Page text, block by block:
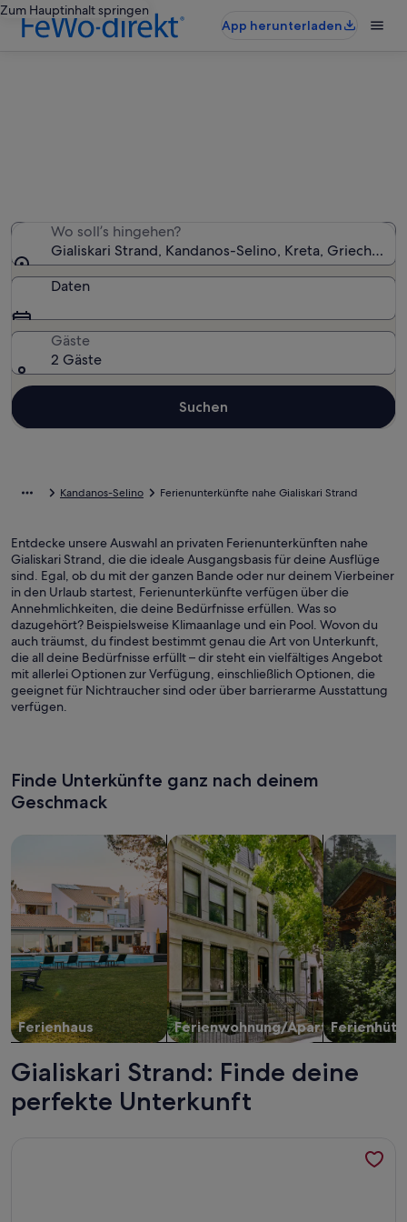
Zum Hauptinhalt springen
App herunterladen
Wo soll’s hingehen?
Gialiskari Strand, Kandanos-Selino, Kreta,
Daten
Gäste
2 Gäste
Suchen
Kandanos-Selino Ferienunterkünfte nahe Gialiskari Strand
Entdecke unsere Auswahl an privaten Ferienunterkünften nahe
Gialiskari Strand, die die ideale Ausgangsbasis für deine Ausflüge
sind. Egal, ob du mit der ganzen Bande oder nur deinem Vierbeiner
in den Urlaub startest, Ferienunterkünfte verfügen über die
Annehmlichkeiten, die deine Bedürfnisse erfüllen. Was so
dazugehört? Beispielsweise Klimaanlage und ein Pool. Wovon du
auch träumst, du findest bestimmt genau die Art von Unterkunft,
die all deine Bedürfnisse erfüllt – dir steht ein vielfältiges Angebot
mit allerlei Optionen zur Verfügung, einschließlich Optionen, die
geeignet für Nichtraucher sind oder über barrierarme Ausstattung
verfügen.
Finde Unterkünfte ganz nach deinem
Geschmack
Ferienhaus
Suche nach Ferienhäusern
Ferienwohnung/Apartment
Suche nach Ferienwohnungen oder
Suche nach
Gialiskari Strand: Finde deine
perfekte Unterkunft
Weitere Infos zu Villa Aeolus mit eigenem Infinity-Pool und